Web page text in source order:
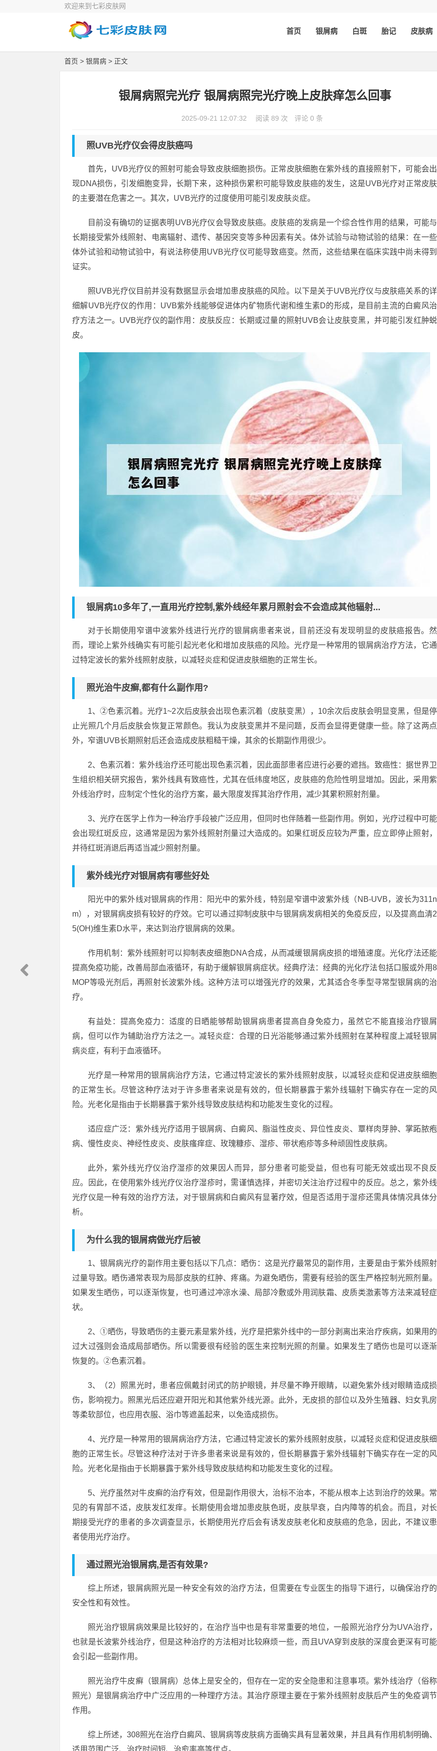
欢迎来到七彩皮肤网
首页 银屑病 白斑 胎记 皮肤病
首页 > 银屑病 > 正文
银屑病照完光疗 银屑病照完光疗晚上皮肤痒怎么回事
2025-09-21 12:07:32 阅读 89 次 评论 0 条
照UVB光疗仪会得皮肤癌吗
首先，UVB光疗仪的照射可能会导致皮肤细胞损伤。正常皮肤细胞在紫外线的直接照射下，可能会出
现DNA损伤，引发细胞变异，长期下来，这种损伤累积可能导致皮肤癌的发生，这是UVB光疗对正常皮肤
的主要潜在危害之一。其次，UVB光疗的过度使用可能引发皮肤炎症。
目前没有确切的证据表明UVB光疗仪会导致皮肤癌。皮肤癌的发病是一个综合性作用的结果，可能与
长期接受紫外线照射、电离辐射、遗传、基因突变等多种因素有关。体外试验与动物试验的结果：在一些
体外试验和动物试验中，有说法称使用UVB光疗仪可能导致癌变。然而，这些结果在临床实践中尚未得到
证实。
照UVB光疗仪目前并没有数据显示会增加患皮肤癌的风险。以下是关于UVB光疗仪与皮肤癌关系的详
细解UVB光疗仪的作用：UVB紫外线能够促进体内矿物质代谢和维生素D的形成，是目前主流的白癜风治
疗方法之一。UVB光疗仪的副作用：皮肤反应：长期或过量的照射UVB会让皮肤变黑，并可能引发红肿蜕
皮。
银屑病10多年了,一直用光疗控制,紫外线经年累月照射会不会造成其他辐射...
对于长期使用窄谱中波紫外线进行光疗的银屑病患者来说，目前还没有发现明显的皮肤癌报告。然
而，理论上紫外线确实有可能引起光老化和增加皮肤癌的风险。光疗是一种常用的银屑病治疗方法，它通
过特定波长的紫外线照射皮肤，以减轻炎症和促进皮肤细胞的正常生长。
照光治牛皮癣,都有什么副作用?
1、②色素沉着。光疗1~2次后皮肤会出现色素沉着（皮肤变黑），10余次后皮肤会明显变黑，但是停
止光照几个月后皮肤会恢复正常颜色。我认为皮肤变黑并不是问题，反而会显得更健康一些。除了这两点
外，窄谱UVB长期照射后还会造成皮肤粗糙干燥，其余的长期副作用很少。
2、色素沉着：紫外线治疗还可能出现色素沉着，因此面部患者应进行必要的遮挡。致癌性：据世界卫
生组织相关研究报告，紫外线具有致癌性，尤其在低纬度地区，皮肤癌的危险性明显增加。因此，采用紫
外线治疗时，应制定个性化的治疗方案，最大限度发挥其治疗作用，减少其累积照射剂量。
3、光疗在医学上作为一种治疗手段被广泛应用，但同时也伴随着一些副作用。例如，光疗过程中可能
会出现红斑反应，这通常是因为紫外线照射剂量过大造成的。如果红斑反应较为严重，应立即停止照射，
并待红斑消退后再适当减少照射剂量。
紫外线光疗对银屑病有哪些好处
阳光中的紫外线对银屑病的作用：阳光中的紫外线，特别是窄谱中波紫外线（NB-UVB，波长为311n
m），对银屑病皮损有较好的疗效。它可以通过抑制皮肤中与银屑病发病相关的免疫反应，以及提高血清2
5(OH)维生素D水平，来达到治疗银屑病的效果。
作用机制：紫外线照射可以抑制表皮细胞DNA合成，从而减缓银屑病皮损的增殖速度。光化疗法还能
提高免疫功能，改善局部血液循环，有助于缓解银屑病症状。经典疗法：经典的光化疗法包括口服或外用8
MOP等吸光剂后，再照射长波紫外线。这种方法可以增强光疗的效果，尤其适合冬季型寻常型银屑病的治
疗。
有益处：提高免疫力：适度的日晒能够帮助银屑病患者提高自身免疫力，虽然它不能直接治疗银屑
病，但可以作为辅助治疗方法之一。减轻炎症：合理的日光浴能够通过紫外线照射在某种程度上减轻银屑
病炎症，有利于血液循环。
光疗是一种常用的银屑病治疗方法，它通过特定波长的紫外线照射皮肤，以减轻炎症和促进皮肤细胞
的正常生长。尽管这种疗法对于许多患者来说是有效的，但长期暴露于紫外线辐射下确实存在一定的风
险。光老化是指由于长期暴露于紫外线导致皮肤结构和功能发生变化的过程。
适应症广泛：紫外线光疗适用于银屑病、白癜风、脂溢性皮炎、异位性皮炎、覃样肉芽肿、掌跖脓疱
病、慢性皮炎、神经性皮炎、皮肤瘙痒症、玫瑰糠疹、湿疹、带状疱疹等多种顽固性皮肤病。
此外，紫外线光疗仪治疗湿疹的效果因人而异，部分患者可能受益，但也有可能无效或出现不良反
应。因此，在使用紫外线光疗仪治疗湿疹时，需谨慎选择，并密切关注治疗过程中的反应。总之，紫外线
光疗仪是一种有效的治疗方法，对于银屑病和白癜风有显著疗效，但是否适用于湿疹还需具体情况具体分
析。
为什么我的银屑病做光疗后被
1、银屑病光疗的副作用主要包括以下几点：晒伤：这是光疗最常见的副作用，主要是由于紫外线照射
过量导致。晒伤通常表现为局部皮肤的红肿、疼痛。为避免晒伤，需要有经验的医生严格控制光照剂量。
如果发生晒伤，可以逐渐恢复，也可通过冲凉水澡、局部冷敷或外用润肤霜、皮质类激素等方法来减轻症
状。
2、①晒伤，导致晒伤的主要元素是紫外线，光疗是把紫外线中的一部分剥离出来治疗疾病，如果用的
过大过强则会造成局部晒伤。所以需要很有经验的医生来控制光照的剂量。如果发生了晒伤也是可以逐渐
恢复的。②色素沉着。
3、（2）照黑光时，患者应佩戴封闭式的防护眼镜，并尽量不睁开眼睛，以避免紫外线对眼睛造成损
伤，影响视力。照黑光后还应避开阳光和其他紫外线光源。此外，无皮损的部位以及外生殖器、妇女乳房
等柔软部位，也应用衣服、浴巾等遮盖起来，以免造成损伤。
4、光疗是一种常用的银屑病治疗方法，它通过特定波长的紫外线照射皮肤，以减轻炎症和促进皮肤细
胞的正常生长。尽管这种疗法对于许多患者来说是有效的，但长期暴露于紫外线辐射下确实存在一定的风
险。光老化是指由于长期暴露于紫外线导致皮肤结构和功能发生变化的过程。
5、光疗虽然对牛皮癣的治疗有效，但是副作用很大，治标不治本，不能从根本上达到治疗的效果。常
见的有胃部不适，皮肤发红发痒。长期使用会增加患皮肤色斑，皮肤早衰，白内障等的机会。而且，对长
期接受光疗的患者的多次调查显示，长期使用光疗后会有诱发皮肤老化和皮肤癌的危急，因此，不建议患
者使用光疗治疗。
通过照光治银屑病,是否有效果?
综上所述，银屑病照光是一种安全有效的治疗方法，但需要在专业医生的指导下进行，以确保治疗的
安全性和有效性。
照光治疗银屑病效果是比较好的，在治疗当中也是有非常重要的地位，一般照光治疗分为UVA治疗，
也就是长波紫外线治疗，但是这种治疗的方法相对比较麻烦一些，而且UVA穿到皮肤的深度会更深有可能
会引起一些副作用。
照光治疗牛皮癣（银屑病）总体上是安全的，但存在一定的安全隐患和注意事项。紫外线治疗（俗称
照光）是银屑病治疗中广泛应用的一种理疗方法。其治疗原理主要在于紫外线照射皮肤后产生的免疫调节
作用。
综上所述，308照光在治疗白癜风、银屑病等皮肤病方面确实具有显著效果，并且具有作用机制明确、
适用范围广泛、治疗时间短、治愈率高等优点。